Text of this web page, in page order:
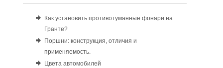
Как установить противотуманные фонари на
Гранте?
Поршни: конструкция, отличия и
применяемость.
Цвета автомобилей